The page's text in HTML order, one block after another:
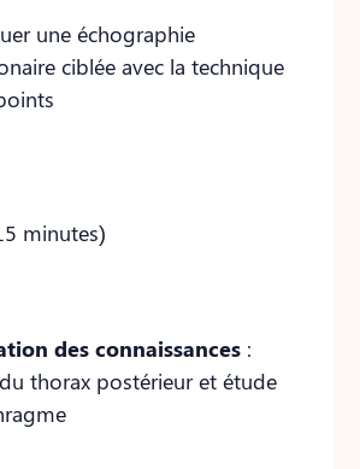
une échographie
ciblée avec la technique
minutes)
des connaissances :
thorax postérieur et étude